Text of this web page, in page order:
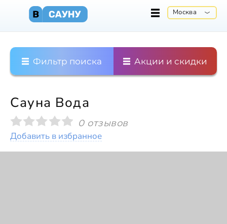
Москва
Фильтр поиска Акции и скидки
Сауна Вода
0 отзывов
Добавить в избранное